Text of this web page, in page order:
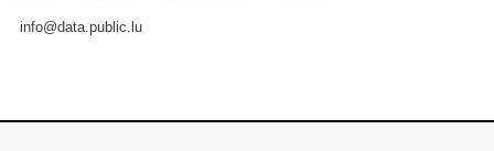
info@data.public.lu